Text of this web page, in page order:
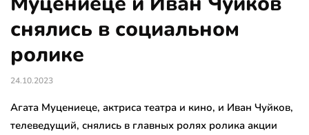
снялись в социальном
ролике
24.10.2023
Агата Муцениеце, актриса театра и кино, и Иван Чуйков,
телеведущий, снялись в главных ролях ролика акции